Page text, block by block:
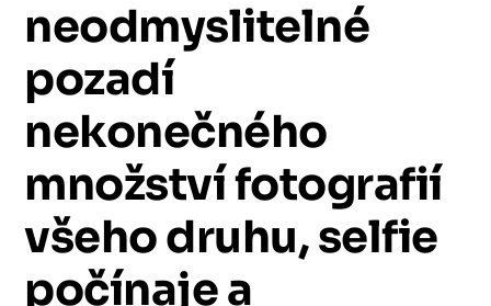
neodmyslitelné
pozadí
nekonečného
množstvífotografií
všehodruhu,selfie
počínajea